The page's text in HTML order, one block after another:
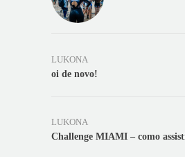
LUKONA
oi de novo!
LUKONA
Challenge MIAMI – como